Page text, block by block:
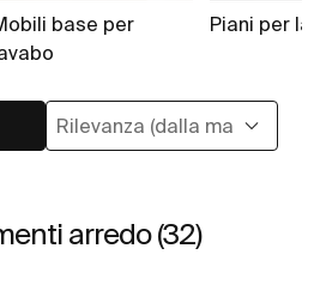
base per
Piani per
arredo (32)